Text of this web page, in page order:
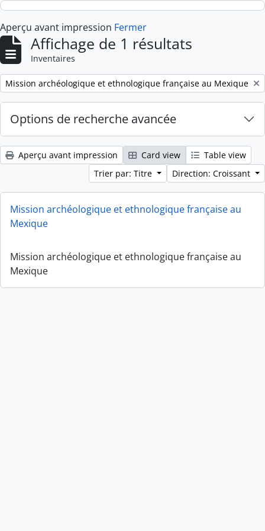
Skip to main content
Aperçu avant impression Fermer
Affichage de 1 résultats
Inventaires
Remove filter:
Mission archéologique et ethnologique française au Mexique
Options de recherche avancée
Aperçu avant impression Card view
Table view
Trier par: Titre
Direction: Croissant
Mission archéologique et ethnologique française au
Mexique
Mission archéologique et ethnologique française au
Mexique